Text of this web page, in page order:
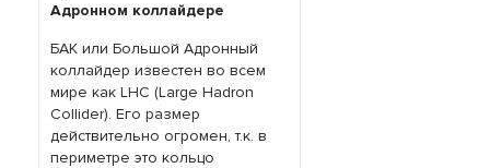
Адронном коллайдере
БАК или Большой Адронный
коллайдер известен во всем
мире как LHC (Large Hadron
Collider). Его размер
действительно огромен, т.к. в
периметре это кольцо